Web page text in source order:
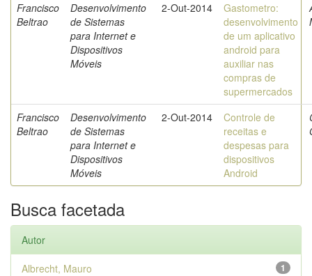
Francisco
Beltrao
Desenvolvimento
de Sistemas
para Internet e
Dispositivos
Móveis
2-Out-2014
Gastometro:
desenvolvimento
de um aplicativo
android para
auxiliar nas
compras de
supermercados
Francisco
Beltrao
Desenvolvimento
de Sistemas
para Internet e
Dispositivos
Móveis
2-Out-2014
Controle de
receitas e
despesas para
dispositivos
Android
Busca facetada
Autor
1
Albrecht, Mauro